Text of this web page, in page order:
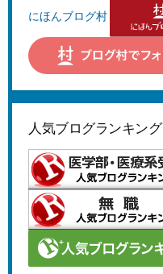
にほんブログ村
人気ブログランキング